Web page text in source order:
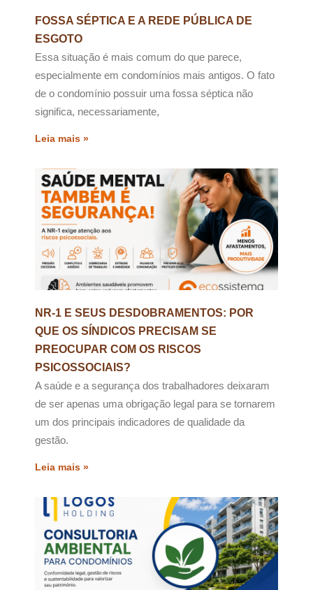
FOSSA SÉPTICA E A REDE PÚBLICA DE
ESGOTO
Essa situação é mais comum do que parece,
especialmente em condomínios mais antigos. O fato
de o condomínio possuir uma fossa séptica não
significa, necessariamente,
Leia mais »
NR-1 E SEUS DESDOBRAMENTOS: POR
QUE OS SÍNDICOS PRECISAM SE
PREOCUPAR COM OS RISCOS
PSICOSSOCIAIS?
A saúde e a segurança dos trabalhadores deixaram
de ser apenas uma obrigação legal para se tornarem
um dos principais indicadores de qualidade da
gestão.
Leia mais »